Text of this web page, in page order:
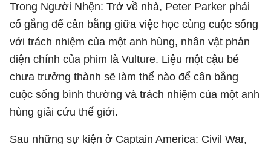
Trong Người Nhện: Trở về nhà, Peter Parker phải
cố gắng để cân bằng giữa việc học cùng cuộc sống
với trách nhiệm của một anh hùng, nhân vật phản
diện chính của phim là Vulture. Liệu một cậu bé
chưa trưởng thành sẽ làm thế nào để cân bằng
cuộc sống bình thường và trách nhiệm của một anh
hùng giải cứu thế giới.
Sau những sự kiện ở Captain America: Civil War,